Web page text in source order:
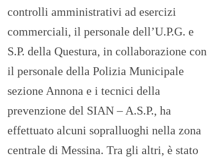
controlli amministrativi ad esercizi
commerciali, il personale dell’U.P.G. e
S.P. della Questura, in collaborazione con
il personale della Polizia Municipale
sezione Annona e i tecnici della
prevenzione del SIAN – A.S.P., ha
effettuato alcuni sopralluoghi nella zona
centrale di Messina. Tra gli altri, è stato